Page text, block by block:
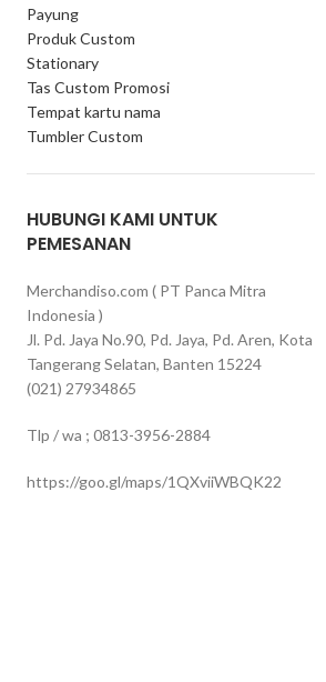
Payung
Produk Custom
Stationary
Tas Custom Promosi
Tempat kartu nama
Tumbler Custom
HUBUNGI KAMI UNTUK
PEMESANAN
Merchandiso.com ( PT Panca Mitra
Indonesia )
Jl. Pd. Jaya No.90, Pd. Jaya, Pd. Aren, Kota
Tangerang Selatan, Banten 15224
(021) 27934865
Tlp / wa ; 0813-3956-2884
https://goo.gl/maps/1QXviiWBQK22